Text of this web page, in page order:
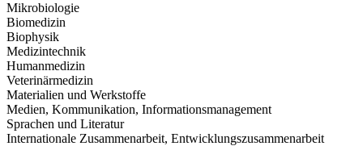
Mikrobiologie
Biomedizin
Biophysik
Medizintechnik
Humanmedizin
Veterinärmedizin
Materialien und Werkstoffe
Medien, Kommunikation, Informationsmanagement
Sprachen und Literatur
Internationale Zusammenarbeit, Entwicklungszusammenarbeit